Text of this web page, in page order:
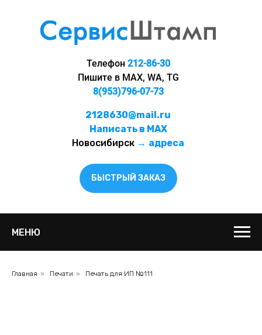
Телефон 212-86-30
Пишите в MAX, WA, TG
8(953)796-07-73
2128630@mail.ru
Написать в MAX
Новосибирск → адреса
БЫСТРЫЙ ЗАКАЗ
МЕНЮ
Главная » Печати » Печать для ИП №111